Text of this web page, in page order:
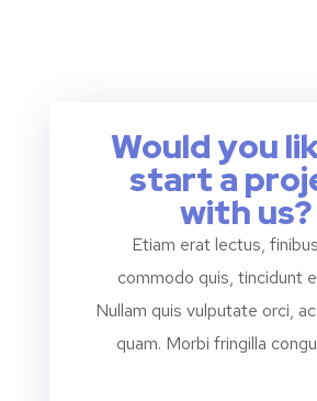
Would you
start a
with us?
Etiam erat lectus,
commodo quis, tincidunt
Nullam quis vulputate orci,
quam. Morbi fringilla